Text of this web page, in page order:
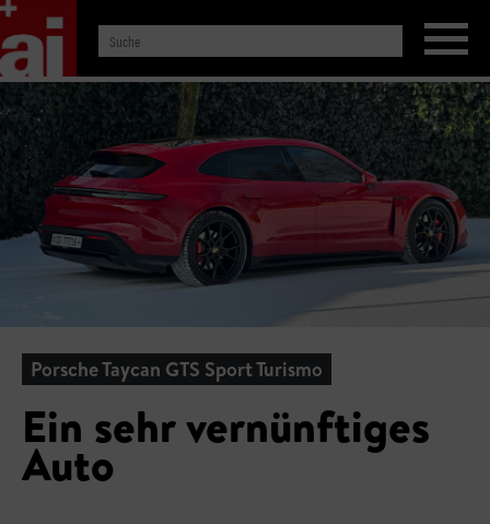
Porsche Taycan GTS Sport Turismo
Ein sehr vernünftiges
Auto